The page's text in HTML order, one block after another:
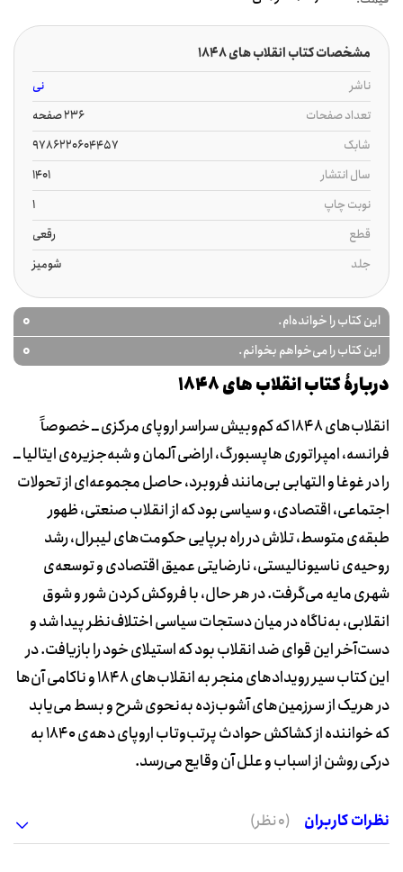
مشخصات کتاب انقلاب های 1848
ناشر
نی
تعداد صفحات
236 صفحه
شابک
9786220604457
سال انتشار
1401
نوبت چاپ
1
قطع
رقعی
جلد
شومیز
این کتاب را خوانده‌ام. 0
این کتاب را می‌خواهم بخوانم. 0
دربارۀ کتاب انقلاب های 1848
‌انقلاب‌های 1848 که کم‌وبیش سراسر اروپای مرکزی ــ خصوصاً
فرانسه، امپراتوری هاپسبورگ، اراضی آلمان و شبه‌جزیره‌ی ایتالیا ــ
را در غوغا و التهابی بی‌مانند فروبرد، حاصل مجموعه‌ای از تحولات
اجتماعی، اقتصادی، و سیاسی بود که از انقلاب صنعتی، ظهور
طبقه‌ی متوسط، تلاش در راه برپایی حکومت‌های لیبرال، رشد
روحیه‌ی ناسیونالیستی، نارضایتی عمیق اقتصادی و توسعه‌ی
شهری مایه می‌گرفت. در هر حال، با فروکش کردن شور و شوق
انقلابی، به‌ناگاه در میان دستجات سیاسی اختلاف‌نظر پیدا شد و
دست‌آخر این قوای ضد انقلاب بود که استیلای خود را بازیافت. در
این کتاب سیر رویدادهای منجر به انقلاب‌های 1848 و ناکامی آن‌ها
در هریک از سرزمین‌های آشوب‌زده به‌نحوی شرح و بسط می‌یابد
که خواننده از کشاکش حوادث پرتب‌وتاب اروپای دهه‌ی 1840 به
درکی روشن از اسباب و علل آن وقایع می‌رسد.‌‌
نظرات کاربران (0 نظر)